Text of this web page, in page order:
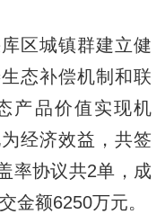
区城镇群建立健
态补偿机制和联
产品价值实现机
经济效益，共签
率协议共2单，成
金额6250万元。